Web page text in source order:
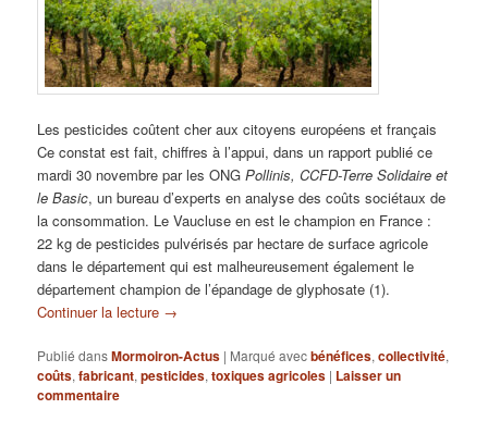
Les pesticides coûtent cher aux citoyens européens et français
Ce constat est fait, chiffres à l’appui, dans un rapport publié ce
mardi 30 novembre par les ONGPollinis, CCFD-Terre Solidaire et
le Basic, un bureau d’experts en analyse des coûts sociétaux de
la consommation. Le Vaucluse en est le champion en France :
22 kg de pesticides pulvérisés par hectare de surface agricole
dans le département qui est malheureusement également le
département champion de l’épandage de glyphosate (1).
Continuer la lecture →
Publié dansMormoiron-Actus | Marqué avecbénéfices,collectivité,
coûts,fabricant,pesticides,toxiques agricoles | Laisser un
commentaire